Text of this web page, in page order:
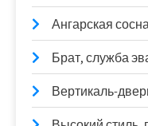
Ангарская
Брат, служба
Вертикаль-